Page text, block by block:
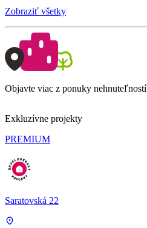
Zobraziť všetky
Objavte viac z ponuky nehnuteľností
Exkluzívne projekty
PREMIUM
Saratovská 22